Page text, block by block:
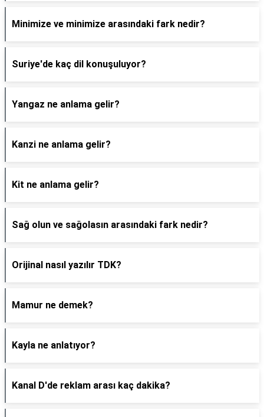
Minimize ve minimize arasındaki fark nedir?
Suriye'de kaç dil konuşuluyor?
Yangaz ne anlama gelir?
Kanzi ne anlama gelir?
Kit ne anlama gelir?
Sağ olun ve sağolasın arasındaki fark nedir?
Orijinal nasıl yazılır TDK?
Mamur ne demek?
Kayla ne anlatıyor?
Kanal D'de reklam arası kaç dakika?